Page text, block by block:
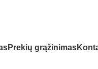
Prekių grąžinimas